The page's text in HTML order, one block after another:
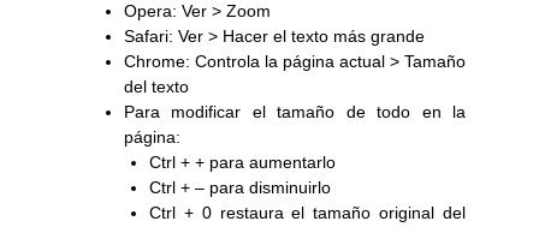
Opera: Ver > Zoom
Safari: Ver > Hacer el texto más grande
Chrome: Controla la página actual > Tamaño
del texto
Para modificar el tamaño de todo en la
página:
Ctrl + + para aumentarlo
Ctrl + – para disminuirlo
Ctrl + 0 restaura el tamaño original del